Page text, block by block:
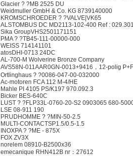
Glacier ? ?MB 2525 DU
Weidmuller GmbH & Co. KG 8739140000
KROMSCHROEDER ? ?VALVE|VK65
ALSTOMBUS DC MD2113-102-400 Ref :
Sika GroupVHS2501171151
PMA ? ?TB45-111-00000-000
WEISS 714141101
atosDHI-0713 24DC
AL-700-M Wolverine Bronze Company
AVS58N-011AAR0GN-0013+9416，12-polig P+F
Ortlinghaus ? ?0086-047-00-032000
Ac-motoren FCA 112 M-4/HE
Mahle PI 4105 PS/K197 970.092.3
Bicker BES-640C
LUST ? ?FLP33L-0760-20-S2 0903065 680-
LSE 08-911 190
PRUDHOMME ? ?MIN-50-2.5
MULTI-CONTACTSP1.5/0.5-1.5
INOXPA ? ?ME - 875X
FOX ZV3X
norelem 08910-B2500x36
emecanique RHN412B nr：27612